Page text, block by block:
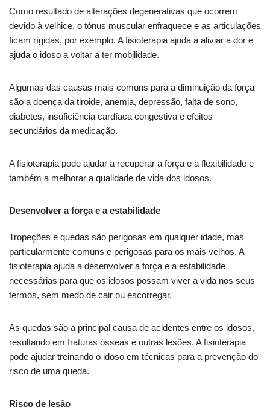
Como resultado de alterações degenerativas que ocorrem
devido à velhice, o tónus muscular enfraquece e as articulações
ficam rígidas, por exemplo. A fisioterapia ajuda a aliviar a dor e
ajuda o idoso a voltar a ter mobilidade.
Algumas das causas mais comuns para a diminuição da força
são a doença da tiroide, anemia, depressão, falta de sono,
diabetes, insuficiência cardíaca congestiva e efeitos
secundários da medicação.
A fisioterapia pode ajudar a recuperar a força e a flexibilidade e
também a melhorar a qualidade de vida dos idosos.
Desenvolver a força e a estabilidade
Tropeções e quedas são perigosas em qualquer idade, mas
particularmente comuns e perigosas para os mais velhos. A
fisioterapia ajuda a desenvolver a força e a estabilidade
necessárias para que os idosos possam viver a vida nos seus
termos, sem medo de cair ou escorregar.
As quedas são a principal causa de acidentes entre os idosos,
resultando em fraturas ósseas e outras lesões. A fisioterapia
pode ajudar treinando o idoso em técnicas para a prevenção do
risco de uma queda.
Risco de lesão